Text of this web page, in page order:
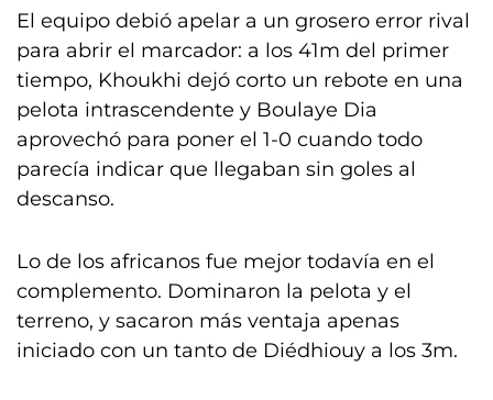
El equipo debió apelar a un grosero error rival
para abrir el marcador: a los 41m del primer
tiempo, Khoukhi dejó corto un rebote en una
pelota intrascendente y Boulaye Dia
aprovechó para poner el 1-0 cuando todo
parecía indicar que llegaban sin goles al
descanso.
Lo de los africanos fue mejor todavía en el
complemento. Dominaron la pelota y el
terreno, y sacaron más ventaja apenas
iniciado con un tanto de Diédhiouy a los 3m.